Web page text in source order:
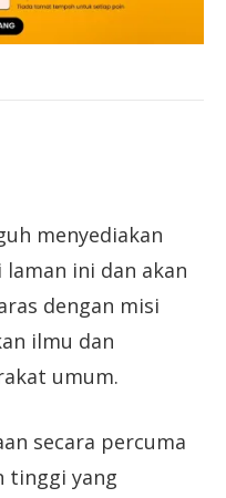
menyediakan
laman ini dan akan
dengan misi
ilmu dan
umum.
secara percuma
tinggi yang